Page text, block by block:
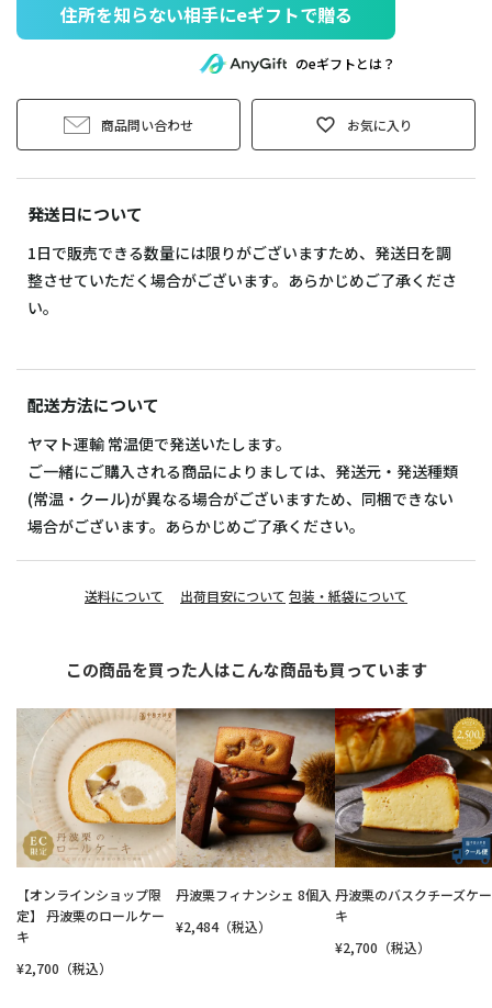
住所を知らない相手にeギフトで贈る
のeギフトとは？
商品問い合わせ お気に入り
発送日について
1日で販売できる数量には限りがございますため、発送日を調
整させていただく場合がございます。あらかじめご了承くださ
い。
配送方法について
ヤマト運輸 常温便で発送いたします。
ご一緒にご購入される商品によりましては、発送元・発送種類
(常温・クール)が異なる場合がございますため、同梱できない
場合がございます。あらかじめご了承ください。
送料について 出荷目安について 包装・紙袋について
この商品を買った人はこんな商品も買っています
【オンラインショップ限
定】 丹波栗のロールケー
キ
¥2,700（税込）
丹波栗フィナンシェ 8個入
¥2,484（税込）
丹波栗のバスクチーズケー
キ
¥2,700（税込）